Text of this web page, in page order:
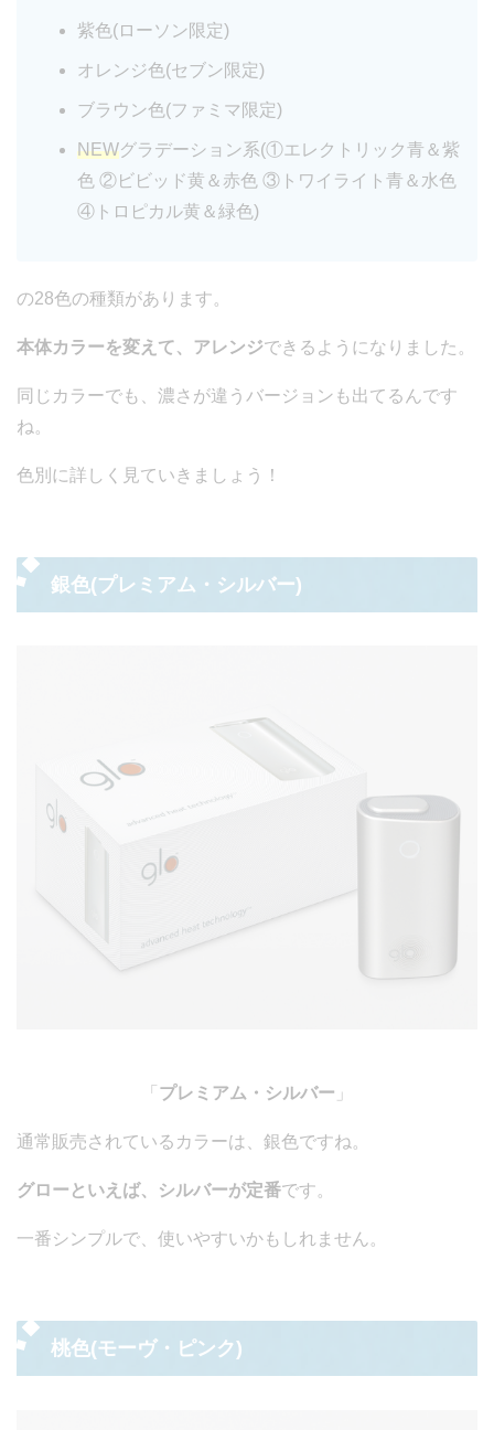
紫色(ローソン限定)
オレンジ色(セブン限定)
ブラウン色(ファミマ限定)
NEWグラデーション系(①エレクトリック青＆紫
色 ②ビビッド黄＆赤色 ③トワイライト青＆水色
④トロピカル黄＆緑色)
の28色の種類があります。
本体カラーを変えて、アレンジできるようになりました。
同じカラーでも、濃さが違うバージョンも出てるんです
ね。
色別に詳しく見ていきましょう！
銀色(プレミアム・シルバー)
「 プレミアム・シルバー 」
通常販売されているカラーは、銀色ですね。
グローといえば、シルバーが定番です。
一番シンプルで、使いやすいかもしれません。
桃色(モーヴ・ピンク)